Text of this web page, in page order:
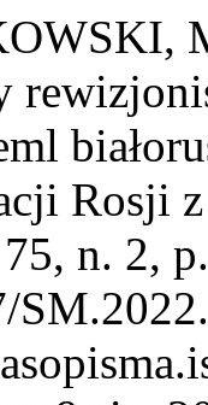
Rosji
n. 2,